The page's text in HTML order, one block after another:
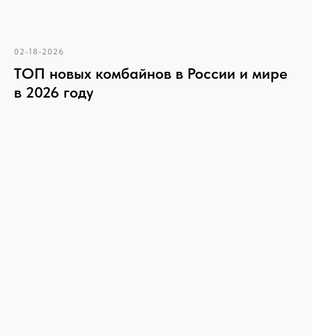
02-18-2026
ТОП новых комбайнов в России и мире
в 2026 году